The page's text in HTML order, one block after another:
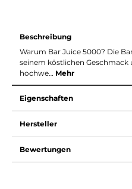
Beschreibung
Warum Bar Juice 5000? Die
seinem köstlichen Geschmack
hochwe… Mehr
Eigenschaften
Hersteller
Bewertungen